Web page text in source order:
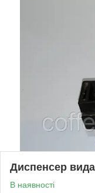
Диспенсер
В наявності